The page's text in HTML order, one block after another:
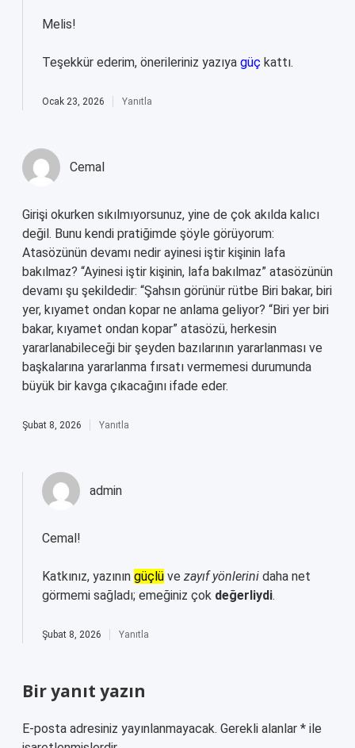
Melis!
Teşekkür ederim, önerileriniz yazıya güç kattı.
Ocak 23, 2026 Yanıtla
Cemal
Girişi okurken sıkılmıyorsunuz, yine de çok akılda kalıcı
değil. Bunu kendi pratiğimde şöyle görüyorum:
Atasözünün devamı nedir ayinesi iştir kişinin lafa
bakılmaz? “Ayinesi iştir kişinin, lafa bakılmaz” atasözünün
devamı şu şekildedir: “Şahsın görünür rütbe Biri bakar, biri
yer, kıyamet ondan kopar ne anlama geliyor? “Biri yer biri
bakar, kıyamet ondan kopar” atasözü, herkesin
yararlanabileceği bir şeyden bazılarının yararlanması ve
başkalarına yararlanma fırsatı vermemesi durumunda
büyük bir kavga çıkacağını ifade eder.
Şubat 8, 2026 Yanıtla
admin
Cemal!
Katkınız, yazının güçlü ve zayıf yönlerini daha net
görmemi sağladı; emeğiniz çok değerliydi.
Şubat 8, 2026 Yanıtla
Bir yanıt yazın
E-posta adresiniz yayınlanmayacak. Gerekli alanlar * ile